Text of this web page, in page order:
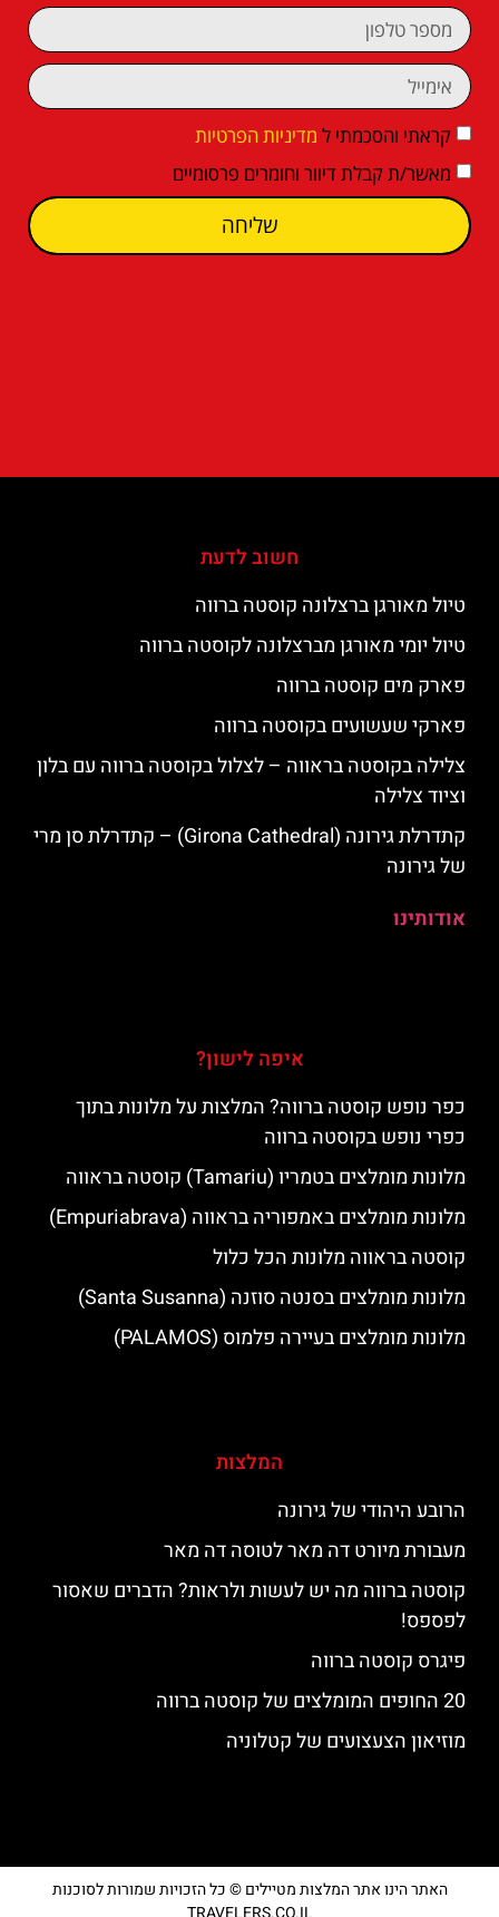
קראתי והסכמתי ל מדיניות הפרטיות
מאשר/ת קבלת דיוור וחומרים פרסומיים
שליחה
חשוב לדעת
טיול מאורגן ברצלונה קוסטה ברווה
טיול יומי מאורגן מברצלונה לקוסטה ברווה
פארק מים קוסטה ברווה
פארקי שעשועים בקוסטה ברווה
צלילה בקוסטה בראווה – לצלול בקוסטה ברווה עם בלון
וציוד צלילה
קתדרלת גירונה (Girona Cathedral) – קתדרלת סן מרי
של גירונה
אודותינו
איפה לישון?
כפר נופש קוסטה ברווה? המלצות על מלונות בתוך
כפרי נופש בקוסטה ברווה
מלונות מומלצים בטמריו (Tamariu) קוסטה בראווה
מלונות מומלצים באמפוריה בראווה (Empuriabrava)
קוסטה בראווה מלונות הכל כלול
מלונות מומלצים בסנטה סוזנה (Santa Susanna)
מלונות מומלצים בעיירה פלמוס (PALAMOS)
המלצות
הרובע היהודי של גירונה
מעבורת מיורט דה מאר לטוסה דה מאר
קוסטה ברווה מה יש לעשות ולראות? הדברים שאסור
לפספס!
פיגרס קוסטה ברווה
20 החופים המומלצים של קוסטה ברווה
מוזיאון הצעצועים של קטלוניה
האתר הינו אתר המלצות מטיילים © כל הזכויות שמורות לסוכנות